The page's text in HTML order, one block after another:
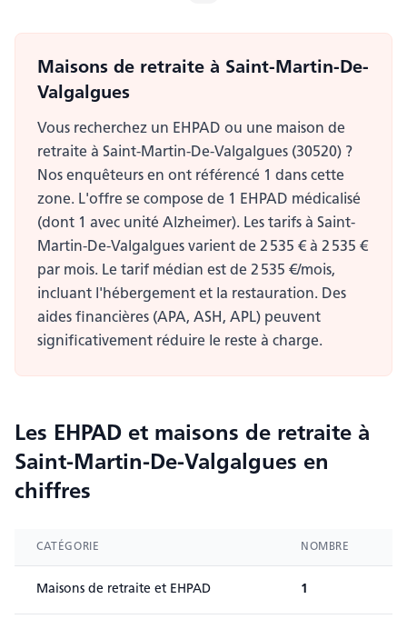
Maisons de retraite à Saint-Martin-De-
Valgalgues
Vous recherchez un EHPAD ou une maison de
retraite à Saint-Martin-De-Valgalgues (30520) ?
Nos enquêteurs en ont référencé 1 dans cette
zone. L'offre se compose de 1 EHPAD médicalisé
(dont 1 avec unité Alzheimer). Les tarifs à Saint-
Martin-De-Valgalgues varient de 2 535 € à 2 535 €
par mois. Le tarif médian est de 2 535 €/mois,
incluant l'hébergement et la restauration. Des
aides financières (APA, ASH, APL) peuvent
significativement réduire le reste à charge.
Les EHPAD et maisons de retraite à
Saint-Martin-De-Valgalgues en
chiffres
CATÉGORIE NOMBRE
Maisons de retraite et EHPAD 1